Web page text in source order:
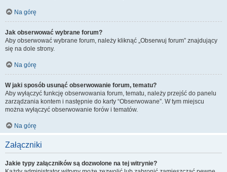
Na górę
Jak obserwować wybrane forum?
Aby obserwować wybrane forum, należy kliknąć „Obserwuj forum” znajdujący
się na dole strony.
Na górę
W jaki sposób usunąć obserwowanie forum, tematu?
Aby wyłączyć funkcję obserwowania forum, tematu, należy przejść do panelu
zarządzania kontem i następnie do karty “Obserwowane”. W tym miejscu
można wyłączyć obserwowanie forów i tematów.
Na górę
Załączniki
Jakie typy załączników są dozwolone na tej witrynie?